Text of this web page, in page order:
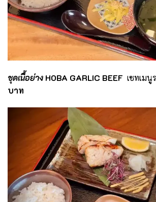
ชุดเนื้อย่าง HOBA GARLIC BEEF เซทเมนู
บาท